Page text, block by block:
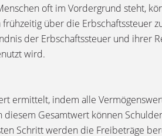
oft im Vordergrund steht,
über die Erbschaftssteuer
der Erbschaftssteuer und ihrer
wird.
ermittelt, indem alle
Gesamtwert können
Schritt werden die Freibeträge